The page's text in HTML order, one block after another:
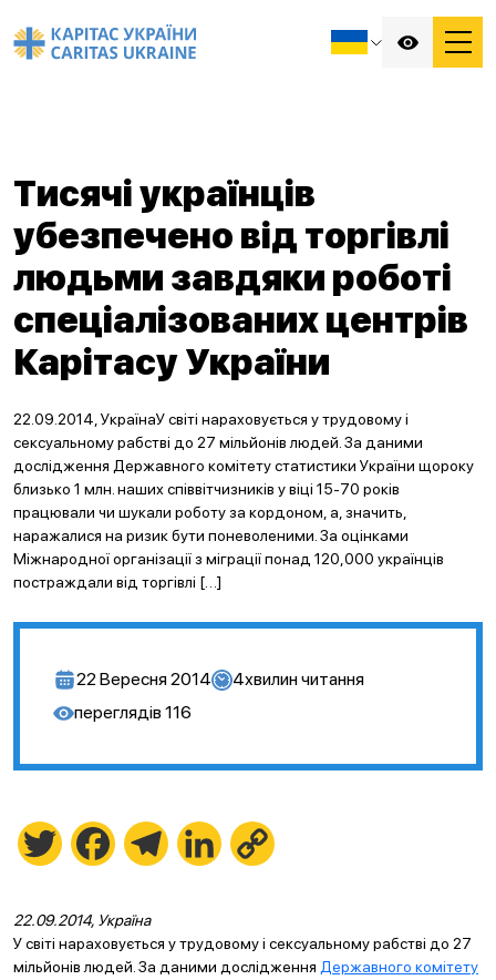
Тисячі українців
убезпечено від торгівлі
людьми завдяки роботі
спеціалізованих центрів
Карітасу України
22.09.2014, УкраїнаУ світі нараховується у трудовому і
сексуальному рабстві до 27 мільйонів людей. За даними
дослідження Державного комітету статистики України щороку
близько 1 млн. наших співвітчизників у віці 15-70 років
працювали чи шукали роботу за кордоном, а, значить,
наражалися на ризик бути поневоленими. За оцінками
Міжнародної організації з міграції понад 120,000 українців
постраждали від торгівлі […]
22 Вересня 2014 4хвилин читання
переглядів 116
Twitter FacebookTelegramLinkedIn
22.09.2014, Україна
У світі нараховується у трудовому і сексуальному рабстві до 27
мільйонів людей. За даними дослідження Державного комітету